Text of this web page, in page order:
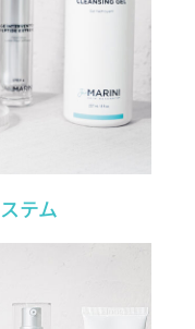
テム